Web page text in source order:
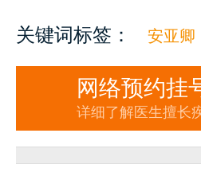
关键词标签： 安亚卿
网络预约挂
详细了解医生擅长